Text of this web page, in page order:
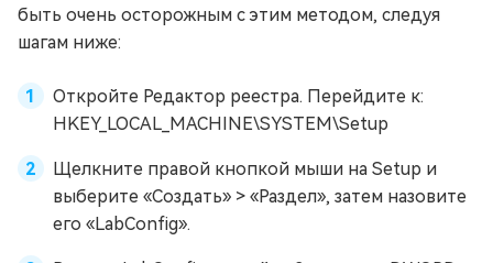
быть очень осторожным с этим методом, следуя
шагам ниже:
Откройте Редактор реестра. Перейдите к:
HKEY_LOCAL_MACHINE\SYSTEM\Setup
Щелкните правой кнопкой мыши на Setup и
выберите «Создать» > «Раздел», затем назовите
его «LabConfig».